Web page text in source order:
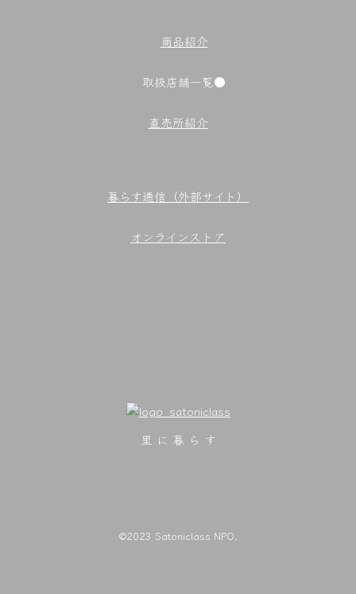
商品紹介
取扱店舗一覧●
直売所紹介
暮らす通信（外部サイト）
オンラインストア
里 に 暮 ら す
©2023 Satoniclass NPO,